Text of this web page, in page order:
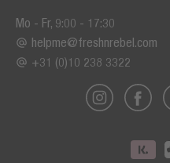
Mo - Fr, 9:00 - 17:30
helpme@freshnrebel.com
+31 (0)10 238 3322